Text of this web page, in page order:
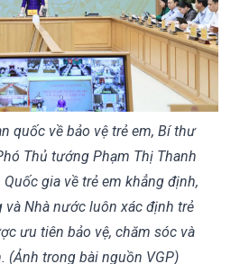
quốc về bảo vệ trẻ em, Bí thư
Thủ tướng Phạm Thị Thanh
Quốc gia về trẻ em khẳng định,
và Nhà nước luôn xác định trẻ
ưu tiên bảo vệ, chăm sóc và
(Ảnh trong bài nguồn VGP)